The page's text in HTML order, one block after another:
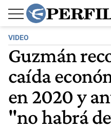
VIDEO
Guzmán
caída
en 2020 y
"no habrá